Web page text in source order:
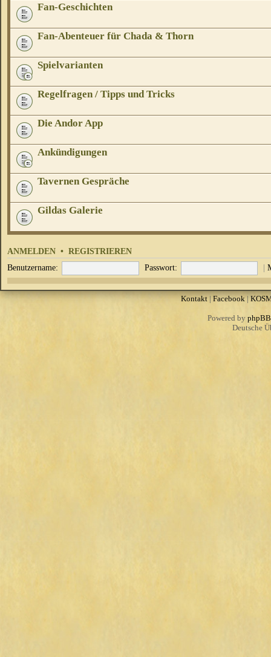
Fan-Geschichten
Fan-Abenteuer für Chada & Thorn
Spielvarianten
Regelfragen / Tipps und Tricks
Die Andor App
Ankündigungen
Tavernen Gespräche
Gildas Galerie
ANMELDEN • REGISTRIEREN
Benutzername: Passwort: |
Kontakt| Facebook|
Powered by phpBB
Deutsche